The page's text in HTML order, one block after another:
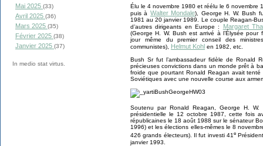
Mai 2025 (33)
Avril 2025 (36)
Mars 2025 (35)
Février 2025 (38)
Janvier 2025 (37)
In medio stat virtus.
Élu le 4 novembre 1980 et réélu le 6 novembre
puis à Walter Mondale), George H. W. Bush
1981 au 20 janvier 1989. Le couple Reagan-
d’autres dirigeants en Europe :
Margaret
(George H. W. Bush est arrivé à l’Élysée
jour même du premier conseil des
communistes), Helmut Kohl en 1982, etc.
Bush Sr fut l’ambassadeur fidèle de Ronald
précieuses convictions dans un monde prêt à
froide que pourtant Ronald Reagan avait
Soviétiques avec une nouvelle course aux
Soutenu par Ronald Reagan, George H.
présidentielle le 12 octobre 1987, cette fois
républicaines le 18 août 1988 sur le sénateur
1996) et les élections elles-mêmes le 8
426 grands électeurs). Il fut investi 41e
janvier 1993.